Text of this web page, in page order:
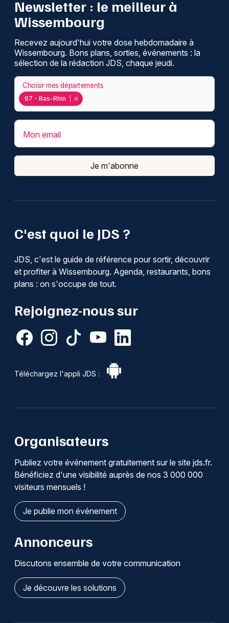
C'est quoi le JDS ?
JDS, c'est le guide de référence pour sortir, découvrir
et profiter à Wissembourg. Agenda, restaurants, bons
plans : on s'occupe de tout.
Rejoignez-nous sur
Téléchargez l'appli JDS :
Newsletter : le meilleur à
Wissembourg
Recevez aujourd'hui votre dose hebdomadaire à
Wissembourg. Bons plans, sorties, événements : la
sélection de la rédaction JDS, chaque jeudi.
67 - Bas-Rhin
Choisir mes départements
Mon email
Je m'abonne
Organisateurs
Publiez votre événement gratuitement sur le site jds.fr.
Bénéficiez d'une visibilité auprès de nos 3 000 000
visiteurs mensuels !
Je publie mon événement
Annonceurs
Discutons ensemble de votre communication
Je découvre les solutions